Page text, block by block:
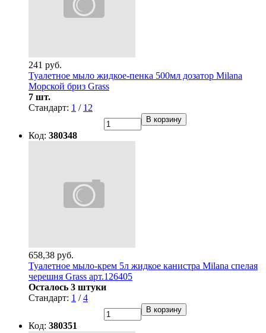
241 руб.
Туалетное мыло жидкое-пенка 500мл дозатор Milana
Морской бриз Grass
7 шт.
Стандарт: 1 / 12
В корзину
Код: 380348
658,38 руб.
Туалетное мыло-крем 5л жидкое канистра Milana спелая
черешня Grass арт.126405
Осталось 3 штуки
Стандарт: 1 /4
В корзину
Код: 380351